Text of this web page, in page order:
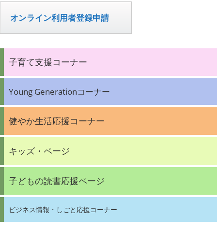
オンライン利用者登録申請
子育て支援コーナー
Young Generationコーナー
健やか生活応援コーナー
キッズ・ページ
子どもの読書応援ページ
ビジネス情報・しごと応援コーナー